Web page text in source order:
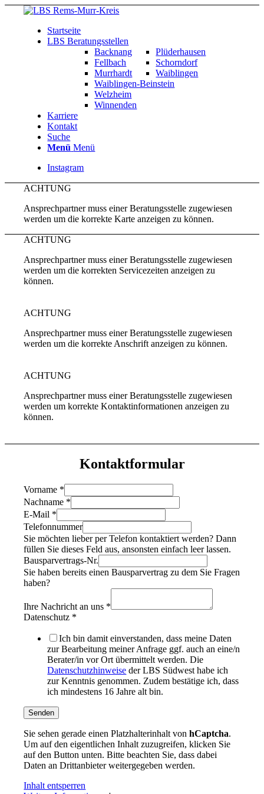
Startseite
LBS Beratungsstellen
Backnang
Fellbach
Murrhardt
Plüderhausen
Schorndorf
Waiblingen
Waiblingen-Beinstein
Welzheim
Winnenden
Karriere
Kontakt
Suche
Menü Menü
Instagram
ACHTUNG
Ansprechpartner muss einer Beratungsstelle zugewiesen
werden um die korrekte Karte anzeigen zu können.
ACHTUNG
Ansprechpartner muss einer Beratungsstelle zugewiesen
werden um die korrekten Servicezeiten anzeigen zu
können.
ACHTUNG
Ansprechpartner muss einer Beratungsstelle zugewiesen
werden um die korrekte Anschrift anzeigen zu können.
ACHTUNG
Ansprechpartner muss einer Beratungsstelle zugewiesen
werden um korrekte Kontaktinformationen anzeigen zu
können.
Kontaktformular
Vorname *
Nachname *
E-Mail *
Telefonnummer
Sie möchten lieber per Telefon kontaktiert werden? Dann
füllen Sie dieses Feld aus, ansonsten einfach leer lassen.
Bausparvertrags-Nr.
Sie haben bereits einen Bausparvertrag zu dem Sie Fragen
haben?
Ihre Nachricht an uns *
Datenschutz *
Ich bin damit einverstanden, dass meine Daten
zur Bearbeitung meiner Anfrage ggf. auch an eine/n
Berater/in vor Ort übermittelt werden. Die
Datenschutzhinweise der LBS Südwest habe ich
zur Kenntnis genommen. Zudem bestätige ich, dass
ich mindestens 16 Jahre alt bin.
Senden
Sie sehen gerade einen Platzhalterinhalt vonhCaptcha.
Um auf den eigentlichen Inhalt zuzugreifen, klicken Sie
auf den Button unten. Bitte beachten Sie, dass dabei
Daten an Drittanbieter weitergegeben werden.
Inhalt entsperren